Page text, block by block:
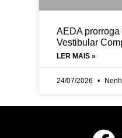
AEDA
Vestibular
LER MAIS »
24/07/2026